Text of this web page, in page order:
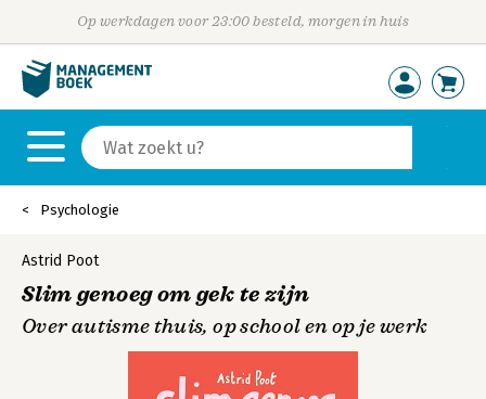
Op werkdagen voor 23:00 besteld, morgen in huis
Psychologie
Astrid Poot
Slim genoeg om gek te zijn
Over autisme thuis, op school en op je werk